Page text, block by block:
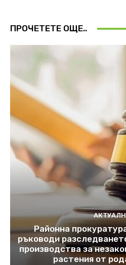
ПРОЧЕТЕТЕ ОЩЕ..
Районна
ръководи
производства за
растения от